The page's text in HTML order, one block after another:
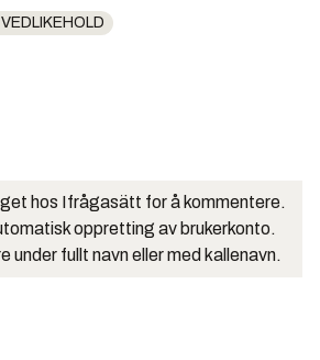
hos Ifrågasätt for å kommentere.
oppretting av brukerkonto.
under fullt navn eller med kallenavn.